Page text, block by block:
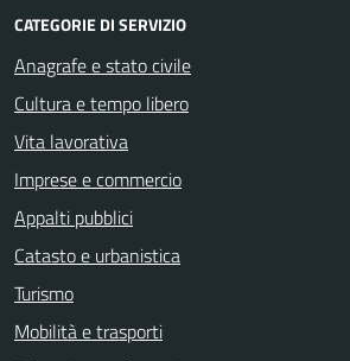
CATEGORIE DI SERVIZIO
Anagrafe e stato civile
Cultura e tempo libero
Vita lavorativa
Imprese e commercio
Appalti pubblici
Catasto e urbanistica
Turismo
Mobilità e trasporti